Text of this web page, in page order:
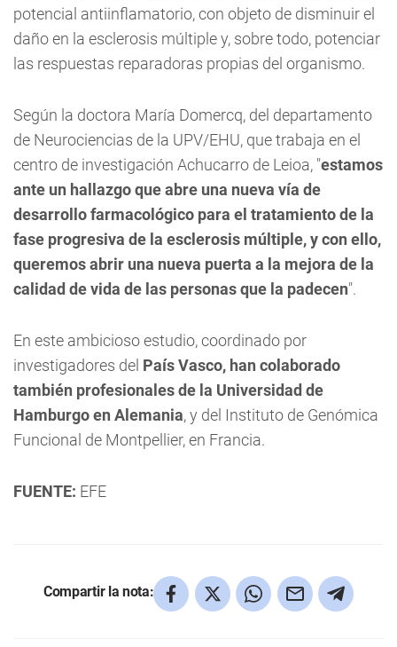
potencial antiinflamatorio, con objeto de disminuir el
daño en la esclerosis múltiple y, sobre todo, potenciar
las respuestas reparadoras propias del organismo.
Según la doctora María Domercq, del departamento
de Neurociencias de la UPV/EHU, que trabaja en el
centro de investigación Achucarro de Leioa, "estamos
ante un hallazgo que abre una nueva vía de
desarrollo farmacológico para el tratamiento de la
fase progresiva de la esclerosis múltiple, y con ello,
queremos abrir una nueva puerta a la mejora de la
calidad de vida de las personas que la padecen".
En este ambicioso estudio, coordinado por
investigadores del País Vasco, han colaborado
también profesionales de la Universidad de
Hamburgo en Alemania, y del Instituto de Genómica
Funcional de Montpellier, en Francia.
FUENTE: EFE
Compartir la nota: